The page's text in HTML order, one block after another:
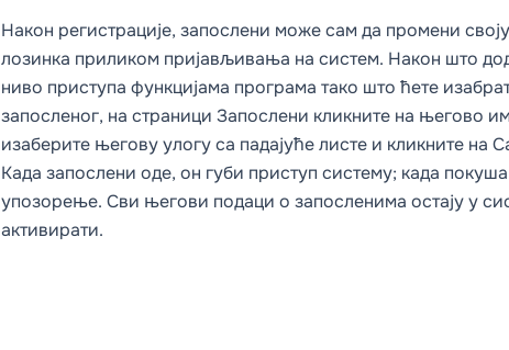
Након регистрације, запослени може сам да промени
лозинка приликом пријављивања на систем. Након што
ниво приступа функцијама програма тако што ћете
запосленог, на страници Запослени кликните на његово
изаберите његову улогу са падајуће листе и кликните на
Када запослени оде, он губи приступ систему; када
упозорење. Сви његови подаци о запосленима остају у
активирати.